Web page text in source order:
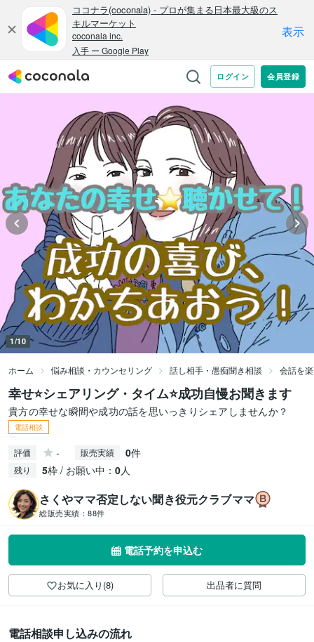
1/10
ホーム 悩み相談・カウンセリング 話し相手・愚痴聞き相談 会話を
幸せ⭐️シェアリング・タイム⭐️成功自慢お聞きます
貴方の幸せな瞬間や成功の話を思いっきりシェアしませんか？
電話相談
評価 - 販売実績 0件
残り 5枠 / お願い中： 0人
さくやママ否定しない聞き役元クラブママ
総販売実績： 88件
電話予約を申込む
お気に入り(8) 出品者に質問
電話相談申し込みの流れ